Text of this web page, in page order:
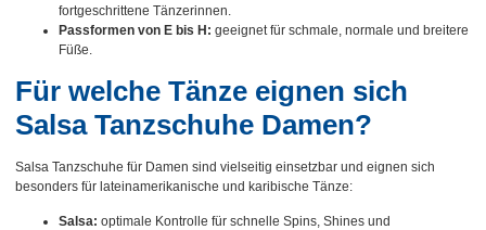
fortgeschrittene Tänzerinnen.
Passformen von E bis H: geeignet für schmale, normale und breitere
Füße.
Für welche Tänze eignen sich
Salsa Tanzschuhe Damen?
Salsa Tanzschuhe für Damen sind vielseitig einsetzbar und eignen sich
besonders für lateinamerikanische und karibische Tänze:
Salsa: optimale Kontrolle für schnelle Spins, Shines und